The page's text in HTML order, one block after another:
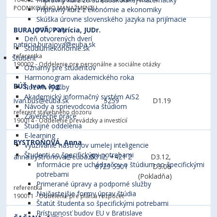
Prípravný kurz z ekonómie a ekonomiky
Skúška úrovne slovenského jazyka na prijímacie
pohovory
Deň otvorených dverí
Štúdiumekonómie.sk
Študent
Oznamy pre študentov
Harmonogram akademického roka
Rozvrh výučby
Akademický informačný systém AiS2
Návody a sprievodcovia štúdiom
Záverečné práce
Študijné oddelenia
E-learning
Využívanie nástrojov umelej inteligencie
Študenti so špecifickými potrebami
Informácie pre uchádzačov o štúdium so špecifickými
potrebami
Primerané úpravy a podporné služby
Najčastejšie formy úprav štúdia
Štatút študenta so špecifickými potrebami
Prístupnosť budov EU v Bratislave
PODNIKOVÉHO MANAŽMENTU
BURAJOVÁ, Patrícia, JUDr.
patricia.burajova@euba.sk
referentka
190002 - Oddelenie pre personálne a sociálne otázky
BÚŠ, Ivan, Ing.
ivan.bus@euba.sk
5259 D1.19
referent stavebného dozoru
190014 - Oddelenie prevádzky a investícií
BYSTROŇOVÁ, Anna
anna.bystronova@euba.sk5312,+421 2
6729 5301
D3.12,
D3.06
(Pokladňa)
referentka
190011 - Oddelenie pre plán a rozpočet